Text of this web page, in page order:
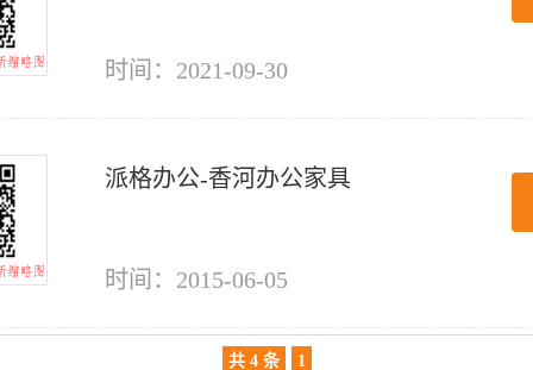
时间：2021-09-30
派格办公-香河办公家具
时间：2015-06-05
共 4 条 1